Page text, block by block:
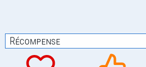
Récompense